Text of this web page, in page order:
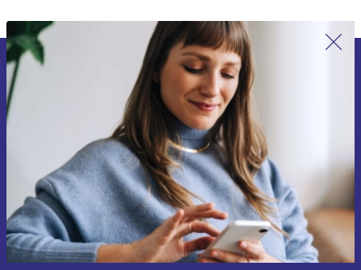
Meld je aan voor onze nieuwsbrief en
ontvang €15 korting!
Mis nooit meer een aanbieding.
Voucher aanvragen
Informatie over het gebruik van persoonsgegevens vind je in ons
privacybeleid.